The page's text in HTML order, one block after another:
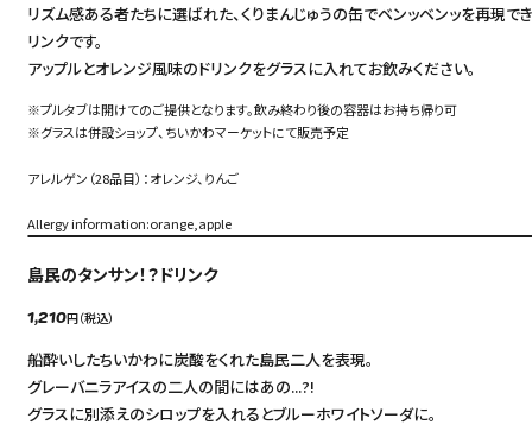
リズム感ある者たちに選ばれた、くりまんじゅうの缶でベンッベンッを再現で
リンクです。
アップルとオレンジ風味のドリンクをグラスに入れてお飲みください。
※プルタブは開けてのご提供となります。飲み終わり後の容器はお持ち帰り可
※グラスは併設ショップ、ちいかわマーケットにて販売予定
アレルゲン（28品目）：オレンジ、りんご
Allergy information:orange,apple
島民のタンサン！？ドリンク
1,210円（税込）
船酔いしたちいかわに炭酸をくれた島民二人を表現。
グレーバニラアイスの二人の間にはあの...?!
グラスに別添えのシロップを入れるとブルーホワイトソーダに。